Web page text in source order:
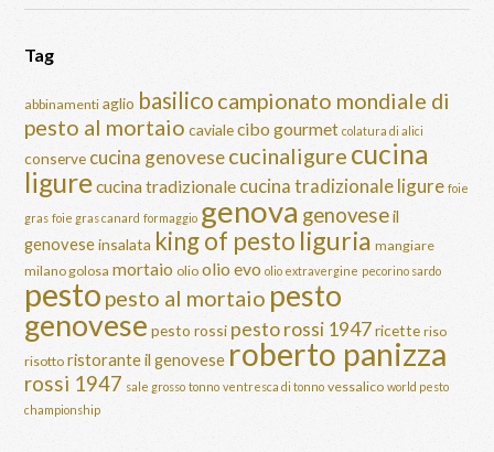
Tag
abbinamenti aglio basilico campionato mondiale di
pesto al mortaio caviale cibo gourmet colatura di alici
conserve cucina genovesecucinaligure cucina
ligurecucina tradizionale cucina tradizionale ligure foie
gras foie gras canard formaggio genova genoveseil
genovese insalata king of pesto liguria mangiare
milano golosa mortaio olio olio evo olio extravergine pecorino sardo
pesto pesto al mortaio pesto
genovese pesto rossi pesto rossi 1947 ricette riso
risotto ristorante il genovese roberto panizza
rossi 1947 sale grosso tonno ventresca di tonno vessalico world pesto
championship